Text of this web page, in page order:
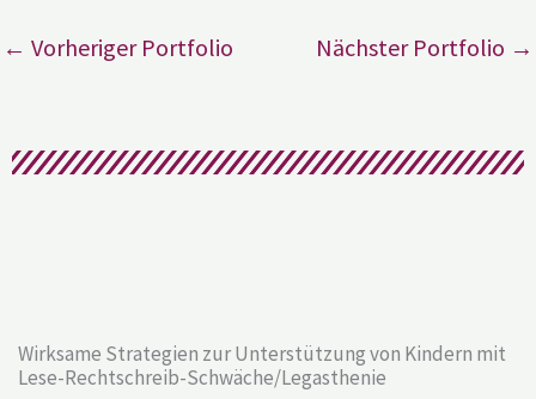
← Vorheriger Portfolio Nächster Portfolio →
Wirksame Strategien zur Unterstützung von Kindern mit
Lese-Rechtschreib-Schwäche/Legasthenie